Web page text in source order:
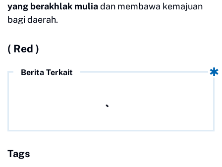
yang berakhlak muliadan membawa kemajuan
bagi daerah.
( Red )
Berita Terkait
Tags